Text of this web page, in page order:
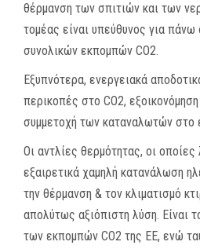
θέρμανση των σπιτιών και των
τομέας είναι υπεύθυνος για
συνολικών εκπομπών CO2.
Εξυπνότερα, ενεργειακά
περικοπές στο CO2,
συμμετοχή των καταναλωτών στο
Οι αντλίες θερμότητας, οι οποίες
εξαιρετικά χαμηλή κατανάλωση
την θέρμανση & τον κλιματισμό
απολύτως αξιόπιστη λύση. Είναι
των εκπομπών CO2 της ΕΕ, ενώ